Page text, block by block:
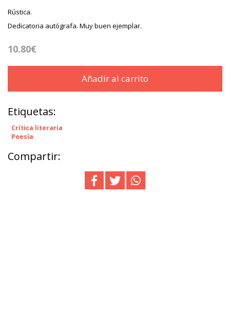
Rústica.
Dedicatoria autógrafa. Muy buen ejemplar.
10.80€
Añadir al carrito
Etiquetas:
Crítica literaria
Poesía
Compartir: